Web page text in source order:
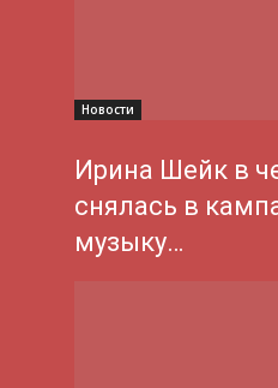
Новости
Ирина Шейк в
снялась в
музыку…